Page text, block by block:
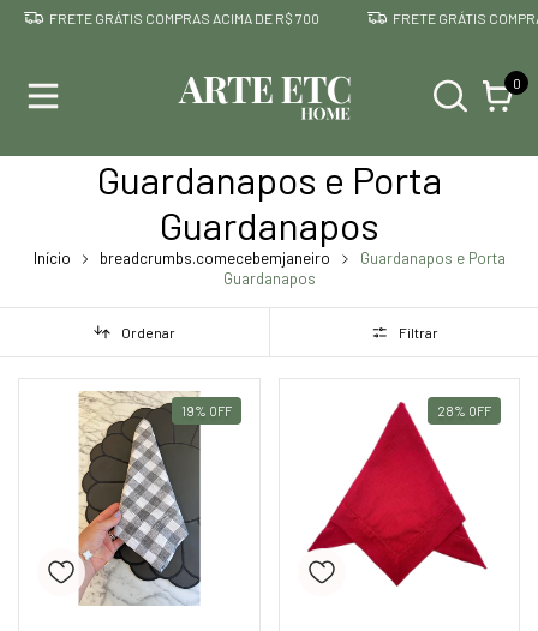
FRETE GRÁTIS COMPRAS ACIMA DE R$ 700 FRETE GRÁTIS COMPRAS
0
Guardanapos e Porta
Guardanapos
Início breadcrumbs.comecebemjaneiro
Guardanapos e Porta
Guardanapos
Ordenar Filtrar
19% OFF 28% OFF